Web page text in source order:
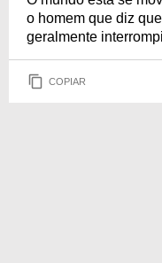
o homem que diz
geralmente
COPIAR